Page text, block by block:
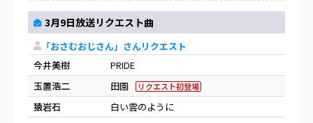
3月9日放送リクエスト曲
「おさむおじさん」さんリクエスト
今井美樹
PRIDE
玉置浩二
田園 リクエスト初登場
猿岩石 白い雲のように